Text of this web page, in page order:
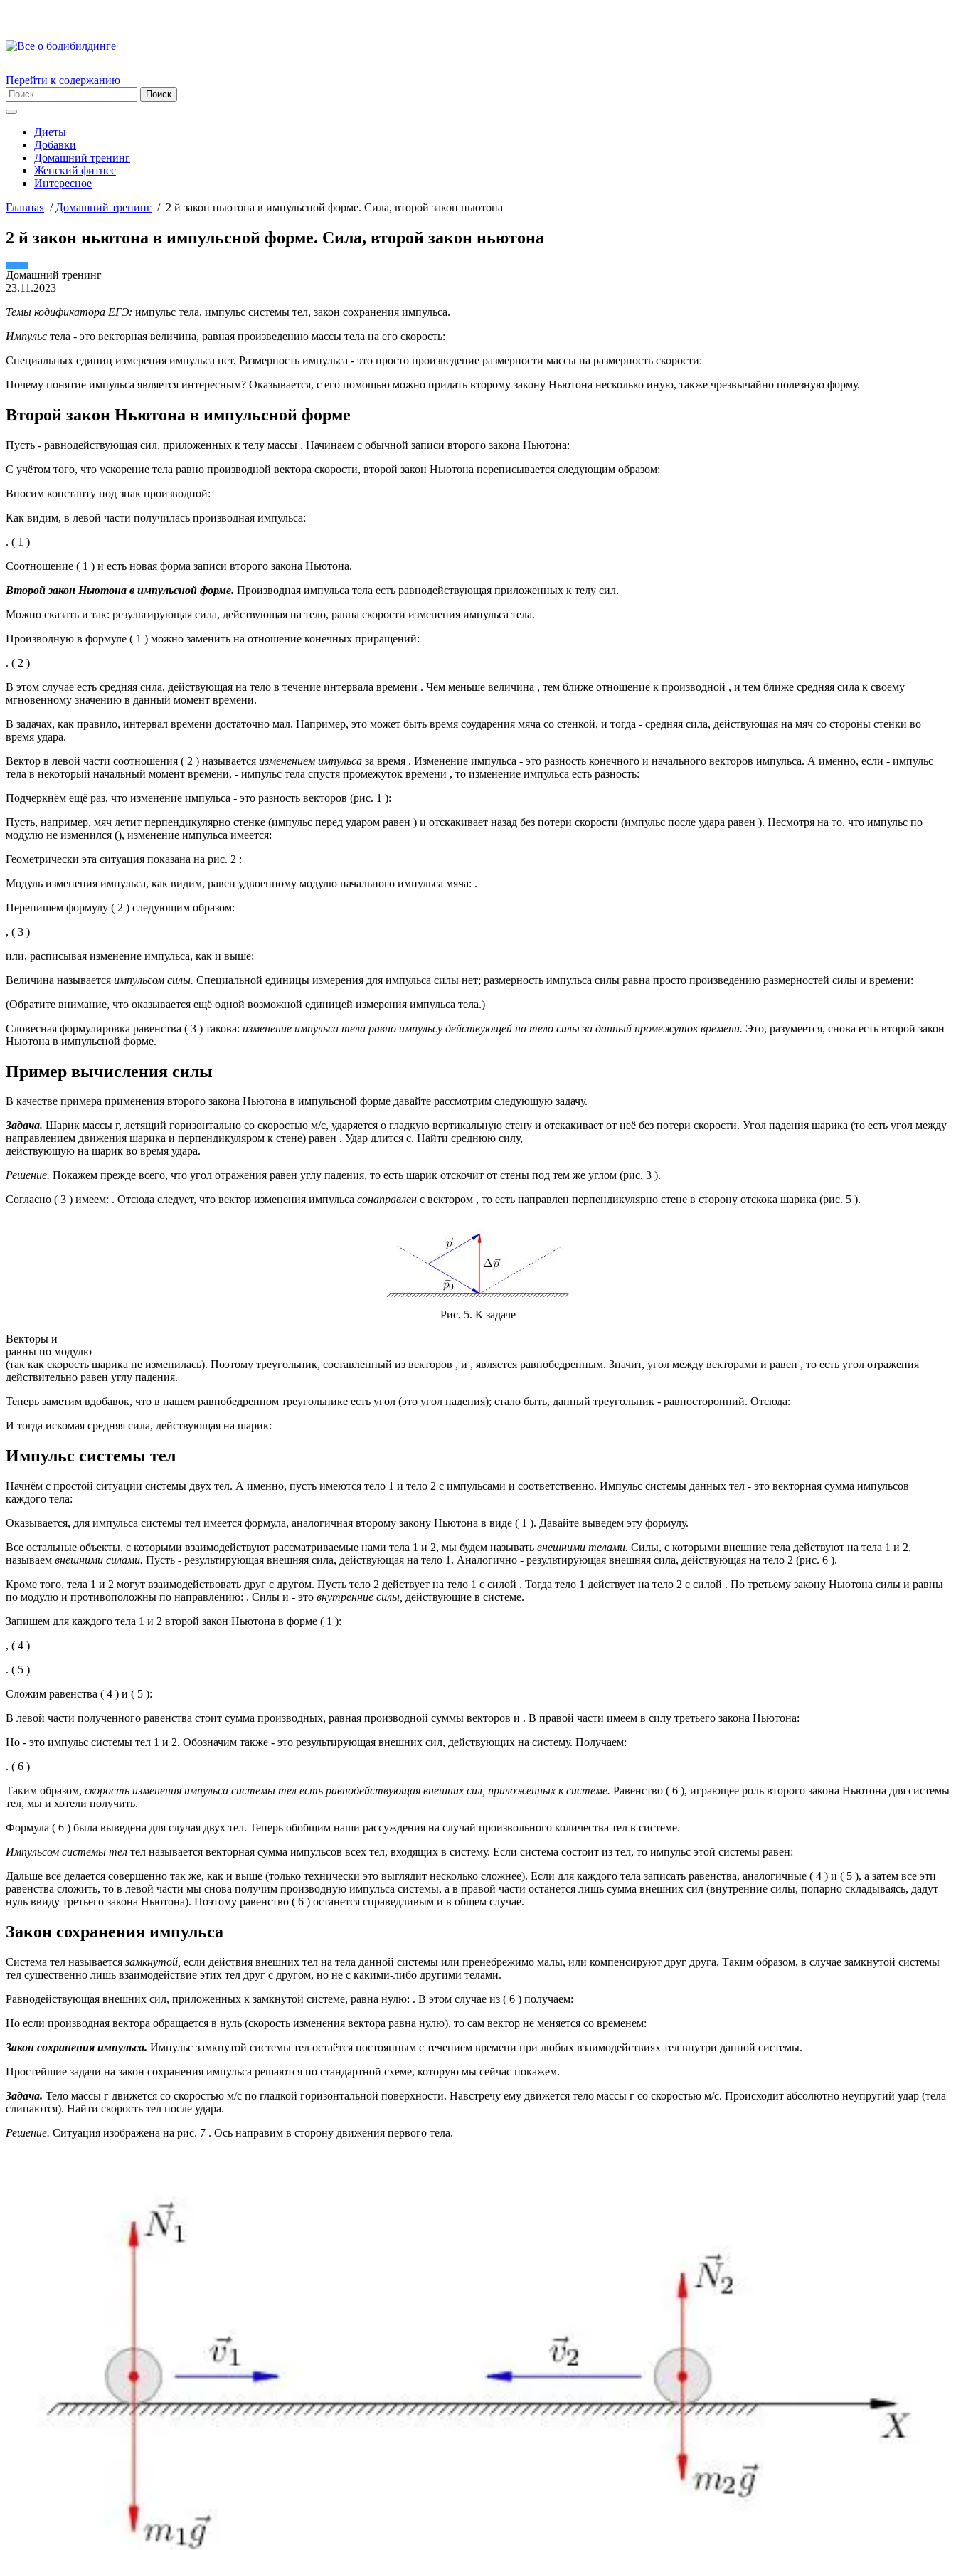
Перейти к содержанию
Диеты
Добавки
Домашний тренинг
Женский фитнес
Интересное
Главная / Домашний тренинг / 2 й закон ньютона в импульсной форме. Сила, второй закон ньютона
2 й закон ньютона в импульсной форме. Сила, второй закон ньютона
Домашний тренинг
23.11.2023
Темы кодификатора ЕГЭ: импульс тела, импульс системы тел, закон сохранения импульса.
Импульс тела - это векторная величина, равная произведению массы тела на его скорость:
Специальных единиц измерения импульса нет. Размерность импульса - это просто произведение размерности массы на размерность скорости:
Почему понятие импульса является интересным? Оказывается, с его помощью можно придать второму закону Ньютона несколько иную, также чрезвычайно полезную форму.
Второй закон Ньютона в импульсной форме
Пусть - равнодействующая сил, приложенных к телу массы . Начинаем с обычной записи второго закона Ньютона:
С учётом того, что ускорение тела равно производной вектора скорости, второй закон Ньютона переписывается следующим образом:
Вносим константу под знак производной:
Как видим, в левой части получилась производная импульса:
. ( 1 )
Соотношение ( 1 ) и есть новая форма записи второго закона Ньютона.
Второй закон Ньютона в импульсной форме. Производная импульса тела есть равнодействующая приложенных к телу сил.
Можно сказать и так: результирующая сила, действующая на тело, равна скорости изменения импульса тела.
Производную в формуле ( 1 ) можно заменить на отношение конечных приращений:
. ( 2 )
В этом случае есть средняя сила, действующая на тело в течение интервала времени . Чем меньше величина , тем ближе отношение к производной , и тем ближе средняя сила к своему
мгновенному значению в данный момент времени.
В задачах, как правило, интервал времени достаточно мал. Например, это может быть время соударения мяча со стенкой, и тогда - средняя сила, действующая на мяч со стороны стенки во
время удара.
Вектор в левой части соотношения ( 2 ) называется изменением импульса за время . Изменение импульса - это разность конечного и начального векторов импульса. А именно, если - импульс
тела в некоторый начальный момент времени, - импульс тела спустя промежуток времени , то изменение импульса есть разность:
Подчеркнём ещё раз, что изменение импульса - это разность векторов (рис. 1 ):
Пусть, например, мяч летит перпендикулярно стенке (импульс перед ударом равен ) и отскакивает назад без потери скорости (импульс после удара равен ). Несмотря на то, что импульс по
модулю не изменился (), изменение импульса имеется:
Геометрически эта ситуация показана на рис. 2 :
Модуль изменения импульса, как видим, равен удвоенному модулю начального импульса мяча: .
Перепишем формулу ( 2 ) следующим образом:
, ( 3 )
или, расписывая изменение импульса, как и выше:
Величина называется импульсом силы. Специальной единицы измерения для импульса силы нет; размерность импульса силы равна просто произведению размерностей силы и времени:
(Обратите внимание, что оказывается ещё одной возможной единицей измерения импульса тела.)
Словесная формулировка равенства ( 3 ) такова: изменение импульса тела равно импульсу действующей на тело силы за данный промежуток времени. Это, разумеется, снова есть второй закон
Ньютона в импульсной форме.
Пример вычисления силы
В качестве примера применения второго закона Ньютона в импульсной форме давайте рассмотрим следующую задачу.
Задача. Шарик массы г, летящий горизонтально со скоростью м/с, ударяется о гладкую вертикальную стену и отскакивает от неё без потери скорости. Угол падения шарика (то есть угол между
направлением движения шарика и перпендикуляром к стене) равен . Удар длится с. Найти среднюю силу,
действующую на шарик во время удара.
Решение. Покажем прежде всего, что угол отражения равен углу падения, то есть шарик отскочит от стены под тем же углом (рис. 3 ).
Согласно ( 3 ) имеем: . Отсюда следует, что вектор изменения импульса сонаправлен с вектором , то есть направлен перпендикулярно стене в сторону отскока шарика (рис. 5 ).
Рис. 5. К задаче
Векторы и
равны по модулю
(так как скорость шарика не изменилась). Поэтому треугольник, составленный из векторов , и , является равнобедренным. Значит, угол между векторами и равен , то есть угол отражения
действительно равен углу падения.
Теперь заметим вдобавок, что в нашем равнобедренном треугольнике есть угол (это угол падения); стало быть, данный треугольник - равносторонний. Отсюда:
И тогда искомая средняя сила, действующая на шарик:
Импульс системы тел
Начнём с простой ситуации системы двух тел. А именно, пусть имеются тело 1 и тело 2 с импульсами и соответственно. Импульс системы данных тел - это векторная сумма импульсов
каждого тела:
Оказывается, для импульса системы тел имеется формула, аналогичная второму закону Ньютона в виде ( 1 ). Давайте выведем эту формулу.
Все остальные объекты, с которыми взаимодействуют рассматриваемые нами тела 1 и 2, мы будем называть внешними телами. Силы, с которыми внешние тела действуют на тела 1 и 2,
называем внешними силами. Пусть - результирующая внешняя сила, действующая на тело 1. Аналогично - результирующая внешняя сила, действующая на тело 2 (рис. 6 ).
Кроме того, тела 1 и 2 могут взаимодействовать друг с другом. Пусть тело 2 действует на тело 1 с силой . Тогда тело 1 действует на тело 2 с силой . По третьему закону Ньютона силы и равны
по модулю и противоположны по направлению: . Силы и - это внутренние силы, действующие в системе.
Запишем для каждого тела 1 и 2 второй закон Ньютона в форме ( 1 ):
, ( 4 )
. ( 5 )
Сложим равенства ( 4 ) и ( 5 ):
В левой части полученного равенства стоит сумма производных, равная производной суммы векторов и . В правой части имеем в силу третьего закона Ньютона:
Но - это импульс системы тел 1 и 2. Обозначим также - это результирующая внешних сил, действующих на систему. Получаем:
. ( 6 )
Таким образом, скорость изменения импульса системы тел есть равнодействующая внешних сил, приложенных к системе. Равенство ( 6 ), играющее роль второго закона Ньютона для системы
тел, мы и хотели получить.
Формула ( 6 ) была выведена для случая двух тел. Теперь обобщим наши рассуждения на случай произвольного количества тел в системе.
Импульсом системы тел тел называется векторная сумма импульсов всех тел, входящих в систему. Если система состоит из тел, то импульс этой системы равен:
Дальше всё делается совершенно так же, как и выше (только технически это выглядит несколько сложнее). Если для каждого тела записать равенства, аналогичные ( 4 ) и ( 5 ), а затем все эти
равенства сложить, то в левой части мы снова получим производную импульса системы, а в правой части останется лишь сумма внешних сил (внутренние силы, попарно складываясь, дадут
нуль ввиду третьего закона Ньютона). Поэтому равенство ( 6 ) останется справедливым и в общем случае.
Закон сохранения импульса
Система тел называетсязамкнутой, если действия внешних тел на тела данной системы или пренебрежимо малы, или компенсируют друг друга. Таким образом, в случае замкнутой системы
тел существенно лишь взаимодействие этих тел друг с другом, но не с какими-либо другими телами.
Равнодействующая внешних сил, приложенных к замкнутой системе, равна нулю: . В этом случае из ( 6 ) получаем:
Но если производная вектора обращается в нуль (скорость изменения вектора равна нулю), то сам вектор не меняется со временем:
Закон сохранения импульса. Импульс замкнутой системы тел остаётся постоянным с течением времени при любых взаимодействиях тел внутри данной системы.
Простейшие задачи на закон сохранения импульса решаются по стандартной схеме, которую мы сейчас покажем.
Задача. Тело массы г движется со скоростью м/с по гладкой горизонтальной поверхности. Навстречу ему движется тело массы г со скоростью м/с. Происходит абсолютно неупругий удар (тела
слипаются). Найти скорость тел после удара.
Решение. Ситуация изображена на рис. 7 . Ось направим в сторону движения первого тела.